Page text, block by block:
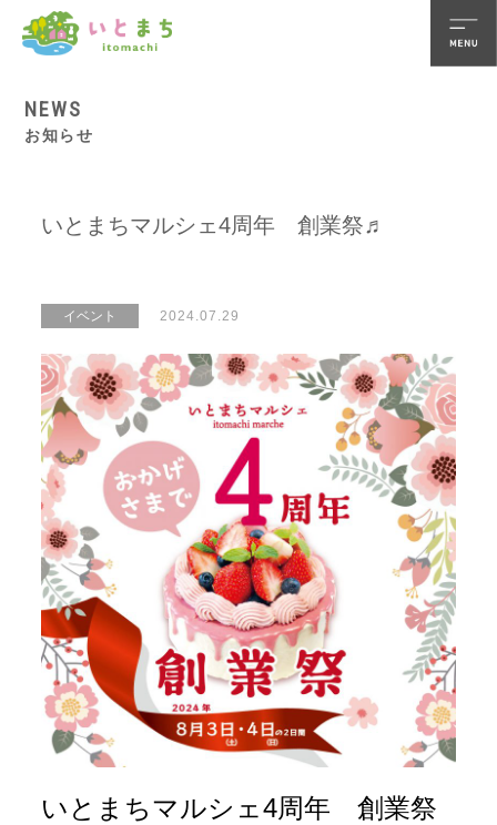
NEWS
お知らせ
いとまちマルシェ4周年 創業祭♬
イベント 2024.07.29
いとまちマルシェ4周年 創業祭